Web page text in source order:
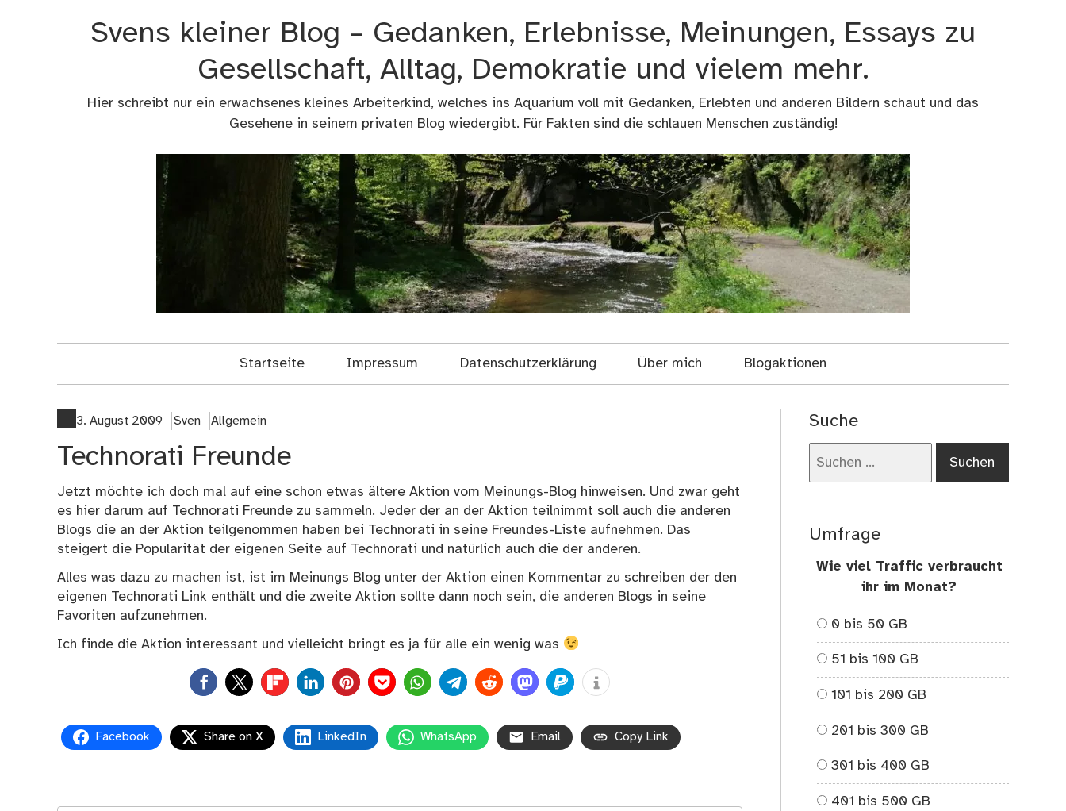
Svens kleiner Blog – Gedanken, Erlebnisse, Meinungen, Essays zu
Gesellschaft, Alltag, Demokratie und vielem mehr.
Hier schreibt nur ein erwachsenes kleines Arbeiterkind, welches ins Aquarium voll mit Gedanken, Erlebten und anderen Bildern schaut und das
Gesehene in seinem privaten Blog wiedergibt. Für Fakten sind die schlauen Menschen zuständig!
Startseite Impressum Datenschutzerklärung Über mich Blogaktionen
3. August 2009 Sven Allgemein
Technorati Freunde
Jetzt möchte ich doch mal auf eine schon etwas ältere Aktion vom Meinungs-Blog hinweisen. Und zwar geht
es hier darum auf Technorati Freunde zu sammeln. Jeder der an der Aktion teilnimmt soll auch die anderen
Blogs die an der Aktion teilgenommen haben bei Technorati in seine Freundes-Liste aufnehmen. Das
steigert die Popularität der eigenen Seite auf Technorati und natürlich auch die der anderen.
Alles was dazu zu machen ist, ist im Meinungs Blog unter der Aktion einen Kommentar zu schreiben der den
eigenen Technorati Link enthält und die zweite Aktion sollte dann noch sein, die anderen Blogs in seine
Favoriten aufzunehmen.
Ich finde die Aktion interessant und vielleicht bringt es ja für alle ein wenig was
0
Facebook Share on X LinkedIn WhatsApp Email Copy Link
Suche
Umfrage
Wie viel Traffic verbraucht
ihr im Monat?
0 bis 50 GB
51 bis 100 GB
101 bis 200 GB
201 bis 300 GB
301 bis 400 GB
401 bis 500 GB